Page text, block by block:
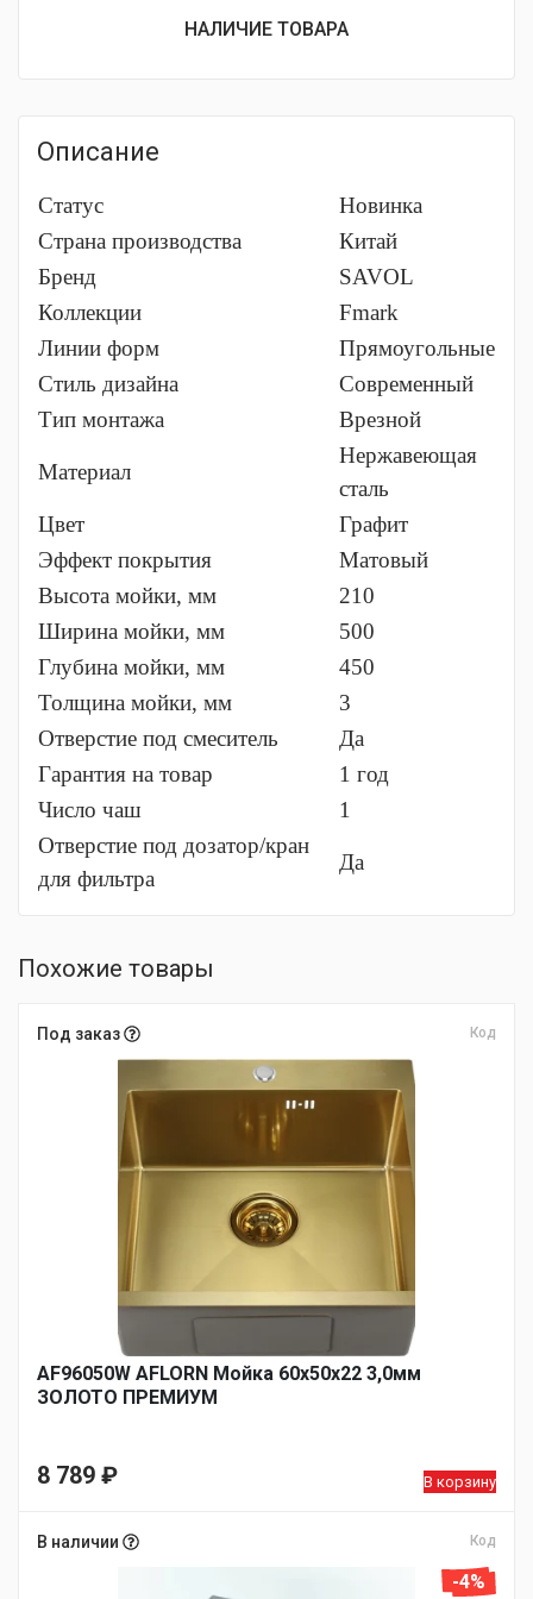
НАЛИЧИЕ ТОВАРА
Описание
Статус
Новинка
Страна производства
Китай
Бренд
SAVOL
Коллекции
Fmark
Линии форм
Прямоугольные
Стиль дизайна
Современный
Тип монтажа
Врезной
Материал
Нержавеющая
сталь
Цвет
Графит
Эффект покрытия
Матовый
Высота мойки, мм
210
Ширина мойки, мм
500
Глубина мойки, мм
450
Толщина мойки, мм
3
Отверстие под смеситель
Да
Гарантия на товар
1 год
Число чаш
1
Отверстие под дозатор/кран
для фильтра
Да
Похожие товары
Под заказ Код
AF96050W AFLORN Мойка 60х50х22 3,0мм
ЗОЛОТО ПРЕМИУМ
8 789 ₽ В корзину
В наличии Код
-4%